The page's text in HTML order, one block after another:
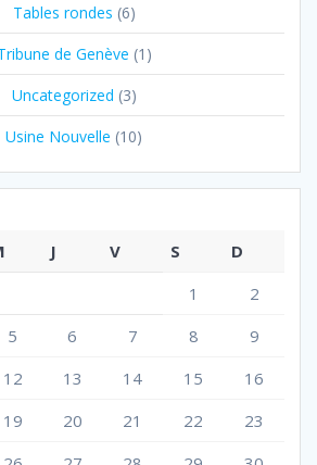
Tables rondes (6)
de Genève (1)
Uncategorized (3)
Usine Nouvelle (10)
J V S
D
1
2
5 6 7 8
9
12 13 14 15
16
19 20 21 22
23